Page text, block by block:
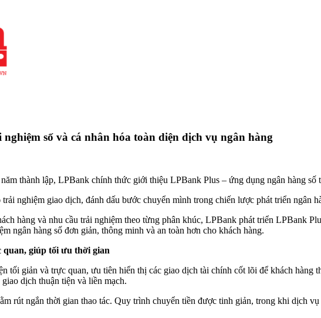
số và cá nhân hóa toàn diện dịch vụ ngân hàng
thành lập, LPBank chính thức giới thiệu LPBank Plus – ứng dụng ngân hàng
nghiệm giao dịch, đánh dấu bước chuyển mình trong chiến lược phát triển ngân
hàng và nhu cầu trải nghiệm theo từng phân khúc, LPBank phát triển LPBank
ngân hàng số đơn giản, thông minh và an toàn hơn cho khách hàng.
giúp tối ưu thời gian
tối giản và trực quan, ưu tiên hiển thị các giao dịch tài chính cốt lõi để khách hàng
dịch thuận tiện và liền mạch.
rút ngắn thời gian thao tác. Quy trình chuyển tiền được tinh giản, trong khi dịch